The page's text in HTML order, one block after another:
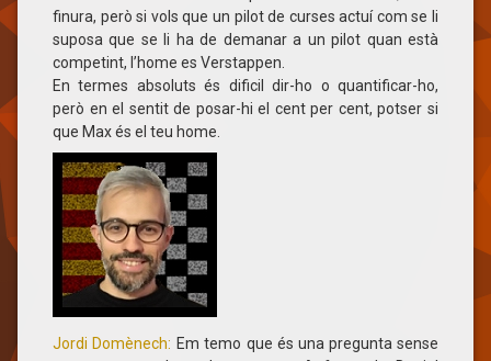
finura, però si vols que un pilot de curses actuí com se li
suposa que se li ha de demanar a un pilot quan està
competint, l’home es Verstappen.
En termes absoluts és dificil dir-ho o quantificar-ho,
però en el sentit de posar-hi el cent per cent, potser si
que Max és el teu home.
Jordi Domènech: Em temo que és una pregunta sense